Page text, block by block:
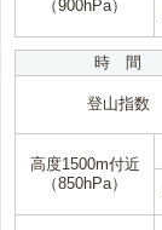
（900hPa）
時 間
登山指数
高度1500m付近
（850hPa）